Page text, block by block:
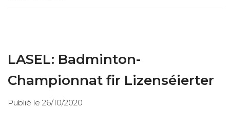
LASEL: Badminton-
Championnat fir Lizenséierter
Publié le 26/10/2020